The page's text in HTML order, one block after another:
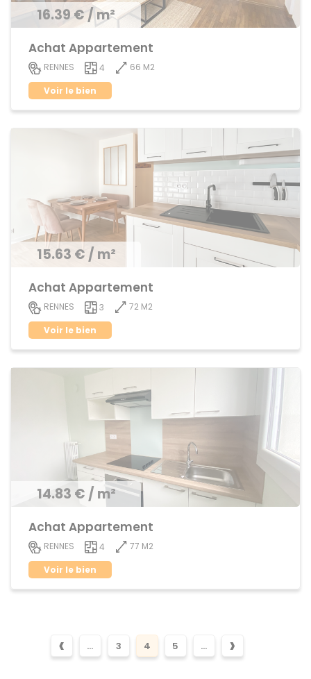
16.39 € / m²
Achat Appartement
RENNES 4
66 M2
Voir le bien
15.63 € / m²
Achat Appartement
RENNES 3
72 M2
Voir le bien
14.83 € / m²
Achat Appartement
RENNES 4
77 M2
Voir le bien
‹ ... 3 4 5 ... ›